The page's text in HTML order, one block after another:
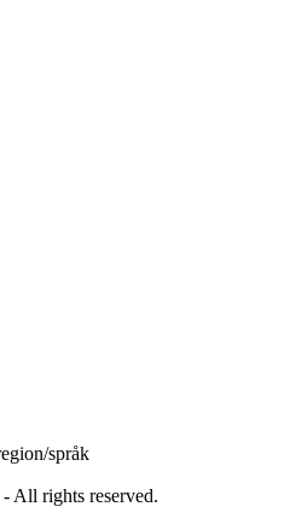
språk
- All rights reserved.